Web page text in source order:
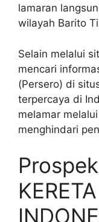
lamaran
wilayah Barito
Selain melalui
mencari
(Persero) di
terpercaya di
melamar
menghindari